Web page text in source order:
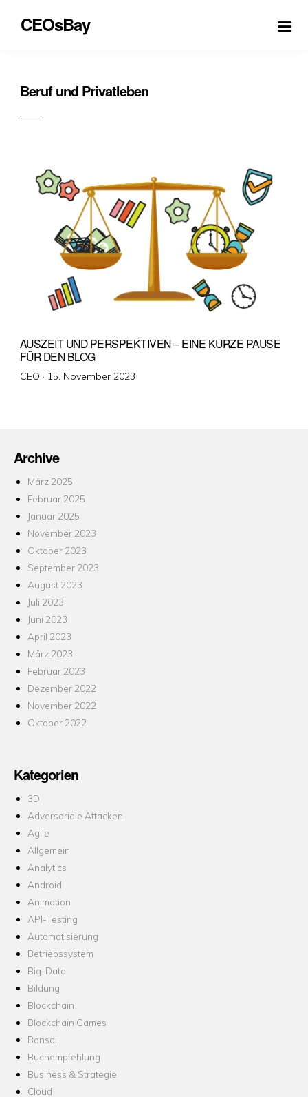
CEOsBay
Beruf und Privatleben
AUSZEIT UND PERSPEKTIVEN – EINE KURZE PAUSE
FÜR DEN BLOG
CEO · Veröffentlicht
15. November 2023
Archive
März 2025
Februar 2025
Januar 2025
November 2023
Oktober 2023
September 2023
August 2023
Juli 2023
Juni 2023
April 2023
März 2023
Februar 2023
Dezember 2022
November 2022
Oktober 2022
Kategorien
3D
Adversariale Attacken
Agile
Allgemein
Analytics
Android
Animation
API-Testing
Automatisierung
Betriebssystem
Big-Data
Bildung
Blockchain
Blockchain Games
Bonsai
Buchempfehlung
Business & Strategie
Cloud